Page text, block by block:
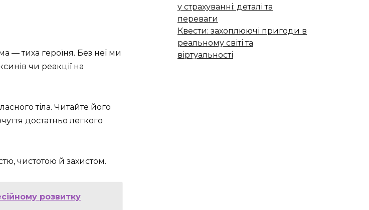
— тиха героїня. Без неї ми
чи реакції на
тіла. Читайте його
достатньо легкого
чистотою й захистом.
розвитку
у страхуванні: деталі та
переваги
Квести: захоплюючі пригоди в
реальному світі та
віртуальності